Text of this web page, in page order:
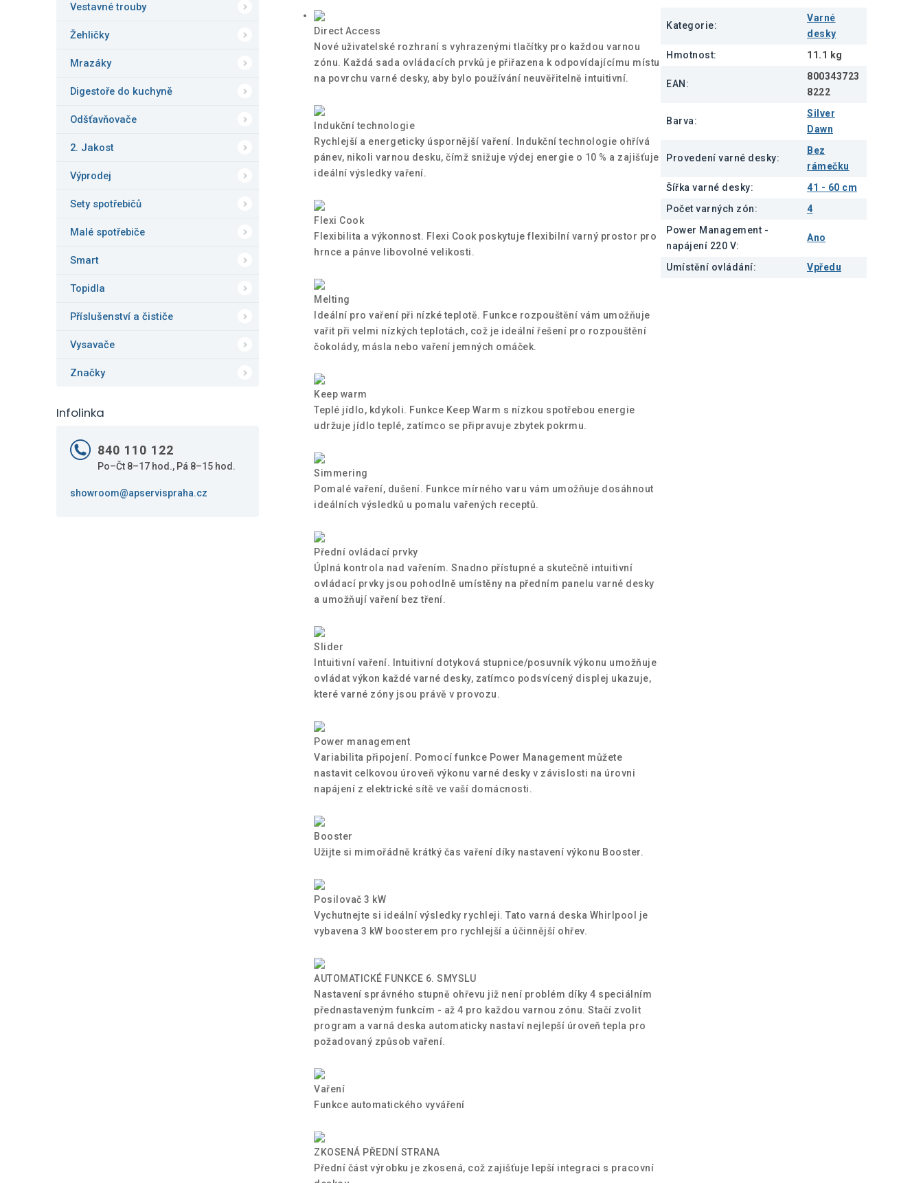
Vestavné trouby
Žehličky
Mrazáky
Digestoře do kuchyně
Odšťavňovače
2. Jakost
Výprodej
Sety spotřebičů
Malé spotřebiče
Smart
Topidla
Příslušenství a čističe
Vysavače
Značky
Infolinka
840 110 122
Po–Čt 8–17 hod., Pá 8–15 hod.
showroom@apservispraha.cz
Direct Access
Nové uživatelské rozhraní s vyhrazenými tlačítky pro každou varnou
zónu. Každá sada ovládacích prvků je přiřazena k odpovídajícímu místu
na povrchu varné desky, aby bylo používání neuvěřitelně intuitivní.
Indukční technologie
Rychlejší a energeticky úspornější vaření. Indukční technologie ohřívá
pánev, nikoli varnou desku, čímž snižuje výdej energie o 10 % a zajišťuje
ideální výsledky vaření.
Flexi Cook
Flexibilita a výkonnost. Flexi Cook poskytuje flexibilní varný prostor pro
hrnce a pánve libovolné velikosti.
Melting
Ideální pro vaření při nízké teplotě. Funkce rozpouštění vám umožňuje
vařit při velmi nízkých teplotách, což je ideální řešení pro rozpouštění
čokolády, másla nebo vaření jemných omáček.
Keep warm
Teplé jídlo, kdykoli. Funkce Keep Warm s nízkou spotřebou energie
udržuje jídlo teplé, zatímco se připravuje zbytek pokrmu.
Simmering
Pomalé vaření, dušení. Funkce mírného varu vám umožňuje dosáhnout
ideálních výsledků u pomalu vařených receptů.
Přední ovládací prvky
Úplná kontrola nad vařením. Snadno přístupné a skutečně intuitivní
ovládací prvky jsou pohodlně umístěny na předním panelu varné desky
a umožňují vaření bez tření.
Slider
Intuitivní vaření. Intuitivní dotyková stupnice/posuvník výkonu umožňuje
ovládat výkon každé varné desky, zatímco podsvícený displej ukazuje,
které varné zóny jsou právě v provozu.
Power management
Variabilita připojení. Pomocí funkce Power Management můžete
nastavit celkovou úroveň výkonu varné desky v závislosti na úrovni
napájení z elektrické sítě ve vaší domácnosti.
Booster
Užijte si mimořádně krátký čas vaření díky nastavení výkonu Booster.
Posilovač 3 kW
Vychutnejte si ideální výsledky rychleji. Tato varná deska Whirlpool je
vybavena 3 kW boosterem pro rychlejší a účinnější ohřev.
AUTOMATICKÉ FUNKCE 6. SMYSLU
Nastavení správného stupně ohřevu již není problém díky 4 speciálním
přednastaveným funkcím - až 4 pro každou varnou zónu. Stačí zvolit
program a varná deska automaticky nastaví nejlepší úroveň tepla pro
požadovaný způsob vaření.
Vaření
Funkce automatického vyváření
ZKOSENÁ PŘEDNÍ STRANA
Přední část výrobku je zkosená, což zajišťuje lepší integraci s pracovní
Kategorie:
Varné
desky
Hmotnost: 11.1 kg
EAN :
800343723
8222
Barva:
Silver
Dawn
Provedení varné desky:
Bez
rámečku
Šířka varné desky:
41 - 60 cm
Počet varných zón:
4
Power Management -
napájení 220 V:
Ano
Umístění ovládání: Vpředu